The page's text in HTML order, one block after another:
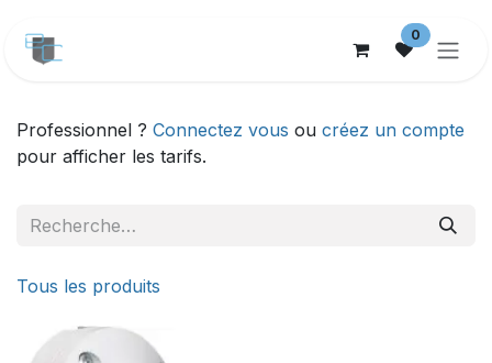
0
Professionnel ? Connectez vous ou créez un compte
pour afficher les tarifs.
Tous les produits